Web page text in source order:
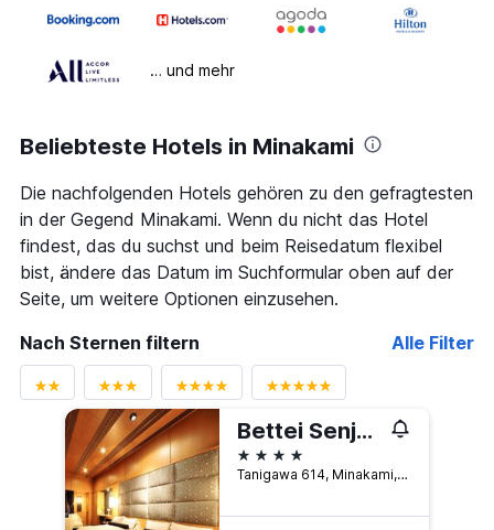
… und mehr
Beliebteste Hotels in Minakami
Die nachfolgenden Hotels gehören zu den gefragtesten
in der Gegend Minakami. Wenn du nicht das Hotel
findest, das du suchst und beim Reisedatum flexibel
bist, ändere das Datum im Suchformular oben auf der
Seite, um weitere Optionen einzusehen.
Nach Sternen filtern
Alle Filter
Bettei Senjyuan
4 Sterne
Tanigawa 614, Minakami, Japan